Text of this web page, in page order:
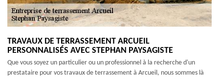
TRAVAUX DE TERRASSEMENT ARCUEIL
PERSONNALISÉS AVEC STEPHAN PAYSAGISTE
Que vous soyez un particulier ou un professionnel à la recherche d'un
prestataire pour vos travaux de terrassement à Arcueil, nous sommes là